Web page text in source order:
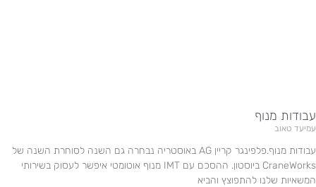
עבודות מנוף
עמיעד טאוב
עבודות מנוף.פלפינגר קריין AG באוסטריה נבחרה גם השנה לסוחרת השנה של
CraneWorks ביוסטון. ההסכם עם IMT מנוף אוטומטי איפשר לעסוק בשירותי
המשאיות שלנו להתפוצץ והביא